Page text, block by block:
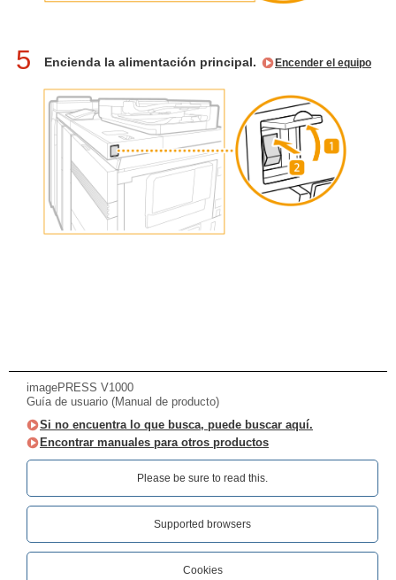
5 Encienda la alimentación principal. Encender el equipo
imagePRESS V1000
Guía de usuario (Manual de producto)
Si no encuentra lo que busca, puede buscar aquí.
Encontrar manuales para otros productos
Please be sure to read this.‎
Supported browsers
Cookies